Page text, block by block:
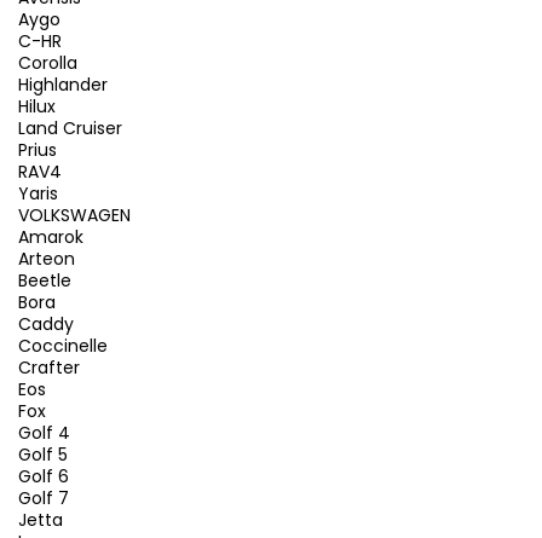
Aygo
C-HR
Corolla
Highlander
Hilux
Land Cruiser
Prius
RAV4
Yaris
VOLKSWAGEN
Amarok
Arteon
Beetle
Bora
Caddy
Coccinelle
Crafter
Eos
Fox
Golf 4
Golf 5
Golf 6
Golf 7
Jetta